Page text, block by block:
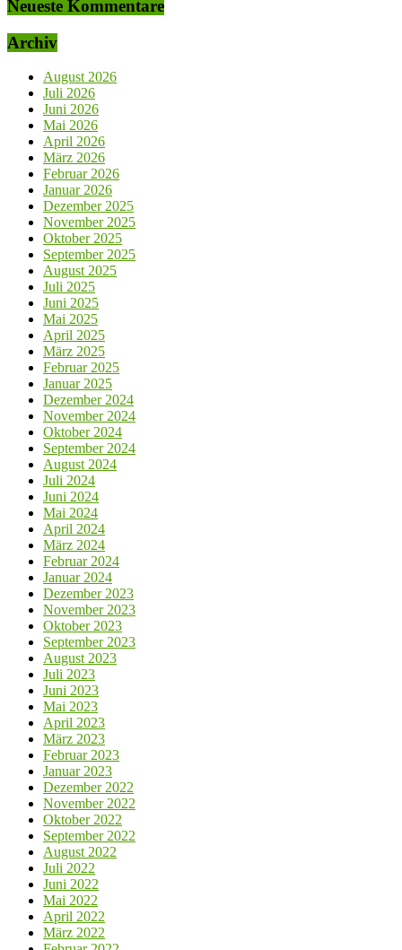
Neueste Kommentare
Archiv
August 2026
Juli 2026
Juni 2026
Mai 2026
April 2026
März 2026
Februar 2026
Januar 2026
Dezember 2025
November 2025
Oktober 2025
September 2025
August 2025
Juli 2025
Juni 2025
Mai 2025
April 2025
März 2025
Februar 2025
Januar 2025
Dezember 2024
November 2024
Oktober 2024
September 2024
August 2024
Juli 2024
Juni 2024
Mai 2024
April 2024
März 2024
Februar 2024
Januar 2024
Dezember 2023
November 2023
Oktober 2023
September 2023
August 2023
Juli 2023
Juni 2023
Mai 2023
April 2023
März 2023
Februar 2023
Januar 2023
Dezember 2022
November 2022
Oktober 2022
September 2022
August 2022
Juli 2022
Juni 2022
Mai 2022
April 2022
März 2022